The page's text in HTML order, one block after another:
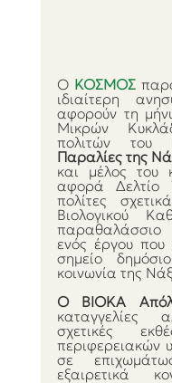
Ο ΚΟΣΜΟΣ
ιδιαίτερη
αφορούν τη
Μικρών
πολιτών του
Παραλίες της
και μέλος του
αφορά Δελτίο
πολίτες
Βιολογικού
παραθαλάσσιο
ενός έργου που
σημείο
κοινωνία της
Ο ΒΙΟΚΑ
καταγγελίες
σχετικές
περιφερειακών
σε
εξαιρετικά